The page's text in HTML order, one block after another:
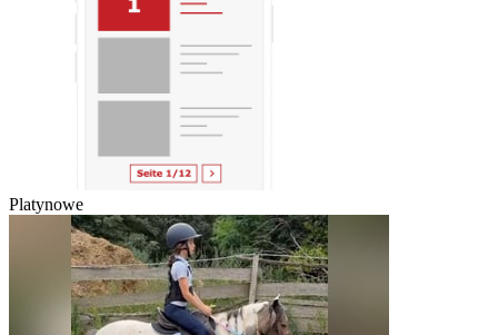
Platynowe